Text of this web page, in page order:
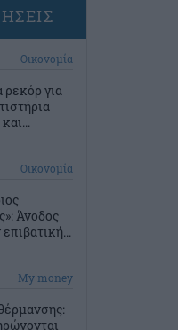
Οικονομία
για
Οικονομία
Άνοδος
My money